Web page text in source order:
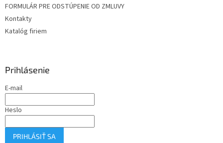
FORMULÁR PRE ODSTÚPENIE OD ZMLUVY
Kontakty
Katalóg firiem
Prihlásenie
E-mail
Heslo
PRIHLÁSIŤ SA